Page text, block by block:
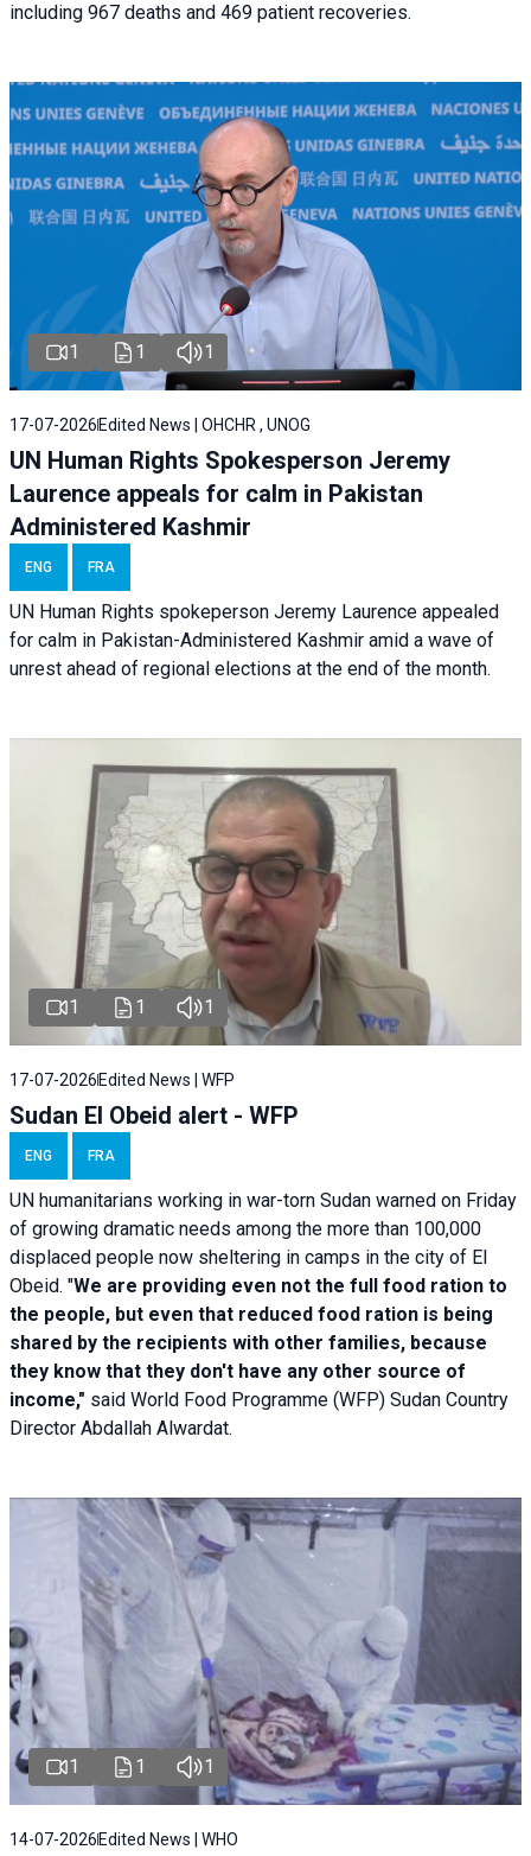
including 967 deaths and 469 patient recoveries.
1 1 1
17-07-2026 Edited News | OHCHR , UNOG
UN Human Rights Spokesperson Jeremy
Laurence appeals for calm in Pakistan
Administered Kashmir
ENG FRA
UN Human Rights spokeperson Jeremy Laurence appealed
for calm in Pakistan-Administered Kashmir amid a wave of
unrest ahead of regional elections at the end of the month.
1 1 1
17-07-2026 Edited News | WFP
Sudan El Obeid alert - WFP
ENG FRA
UN humanitarians working in war-torn Sudan warned on Friday
of growing dramatic needs among the more than 100,000
displaced people now sheltering in camps in the city of El
Obeid. "We are providing even not the full food ration to
the people, but even that reduced food ration is being
shared by the recipients with other families, because
they know that they don't have any other source of
income," said World Food Programme (WFP) Sudan Country
Director Abdallah Alwardat.
1 1 1
14-07-2026 Edited News | WHO